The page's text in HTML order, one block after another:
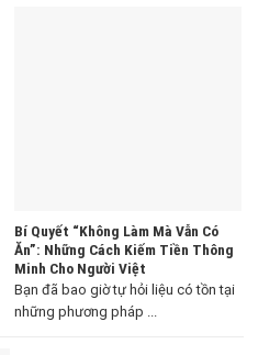
Bí Quyết “Không Làm Mà Vẫn Có
Ăn”: Những Cách Kiếm Tiền Thông
Minh Cho Người Việt
Bạn đã bao giờ tự hỏi liệu có tồn tại
những phương pháp ...